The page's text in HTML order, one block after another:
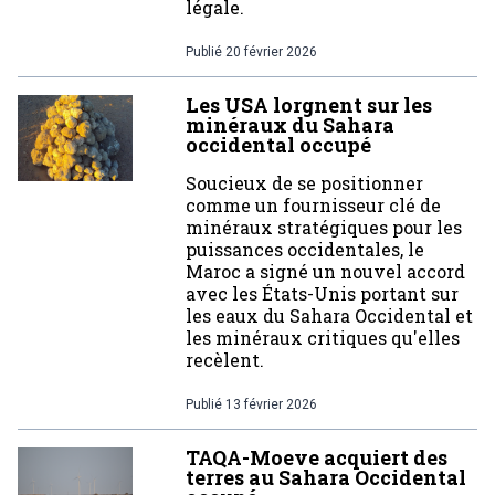
légale.
Publié 20 février 2026
Les USA lorgnent sur les
minéraux du Sahara
occidental occupé
Soucieux de se positionner
comme un fournisseur clé de
minéraux stratégiques pour les
puissances occidentales, le
Maroc a signé un nouvel accord
avec les États-Unis portant sur
les eaux du Sahara Occidental et
les minéraux critiques qu'elles
recèlent.
Publié 13 février 2026
TAQA-Moeve acquiert des
terres au Sahara Occidental